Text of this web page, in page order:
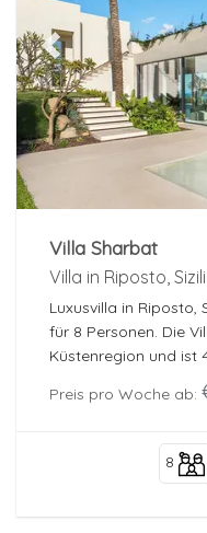
Previous
Villa Sharbat
Villa in Riposto,
Luxusvilla in Riposto,
für 8 Personen. Die
Küstenregion und ist
Preis pro Woche ab:
8